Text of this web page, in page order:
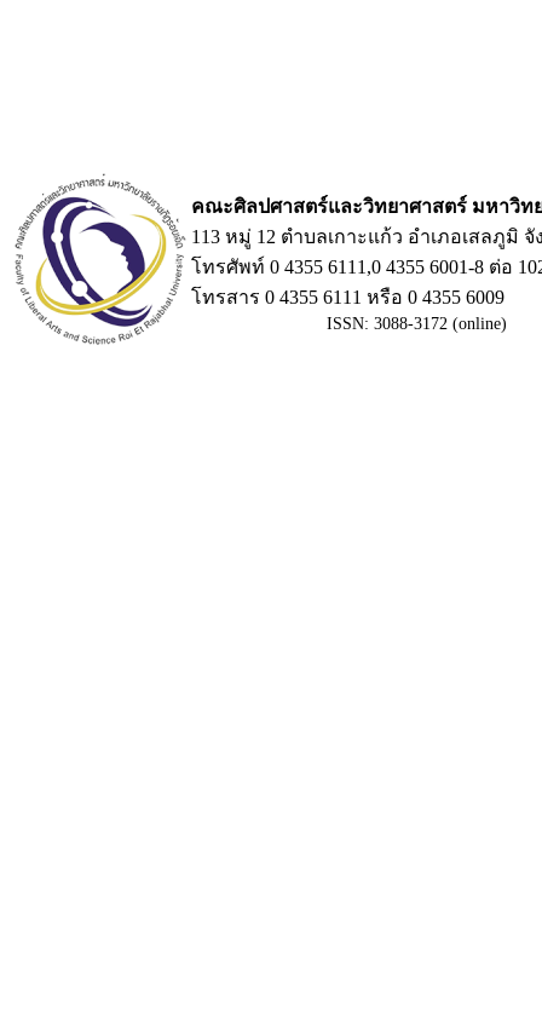
คณะศิลปศาสตร์และวิทยาศาสตร์ มหาวิท
113 หมู่ 12 ตำบลเกาะแก้ว อำเภอเสลภูมิ จั
โทรศัพท์ 0 4355 6111,0 4355 6001-8 ต่อ
โทรสาร 0 4355 6111 หรื
ISSN: 3088-3172 (online)